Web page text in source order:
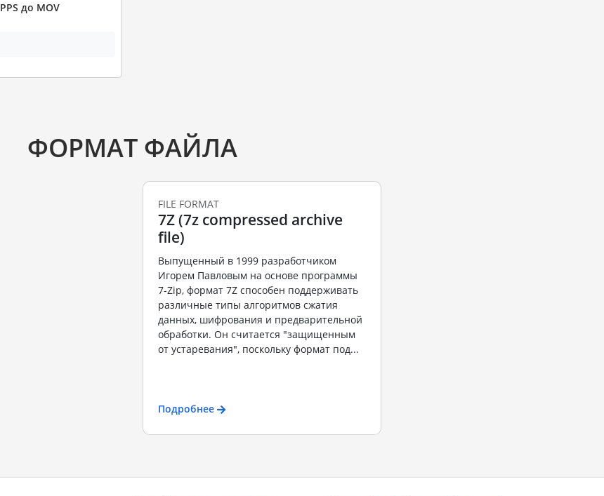
PPS до MOV
ФОРМАТ ФАЙЛА
FILE FORMAT
7Z (7z compressed archive
file)
Выпущенный в 1999 разработчиком
Игорем Павловым на основе программы
7-Zip, формат 7Z способен поддерживать
различные типы алгоритмов сжатия
данных, шифрования и предварительной
обработки. Он считается "защищенным
от устаревания", поскольку формат под...
Подробнее